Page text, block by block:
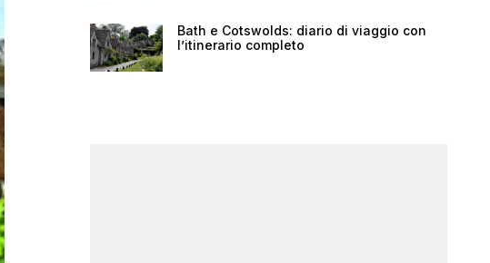
Bath e Cotswolds: diario di viaggio con
l’itinerario completo